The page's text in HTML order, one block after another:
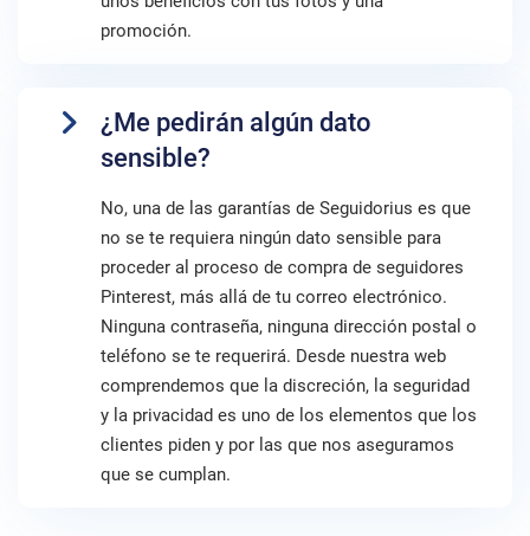
promoción.
¿Me pedirán algún dato
sensible?
No, una de las garantías de Seguidorius es que
no se te requiera ningún dato sensible para
proceder al proceso de compra de seguidores
Pinterest, más allá de tu correo electrónico.
Ninguna contraseña, ninguna dirección postal o
teléfono se te requerirá. Desde nuestra web
comprendemos que la discreción, la seguridad
y la privacidad es uno de los elementos que los
clientes piden y por las que nos aseguramos
que se cumplan.